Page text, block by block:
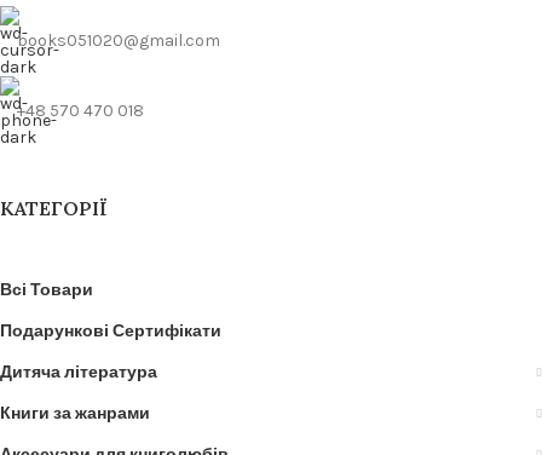
books051020@gmail.com
+48 570 470 018
КАТЕГОРІЇ
Всі Товари
Подарункові Сертифікати
Дитяча література
Книги за жанрами